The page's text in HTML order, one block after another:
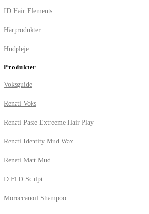
ID Hair Elements
Hårprodukter
Hudpleje
Produkter
Voksguide
Renati Voks
Renati Paste Extreeme Hair Play
Renati Identity Mud Wax
Renati Matt Mud
D:Fi D:Sculpt
Moroccanoil Shampoo